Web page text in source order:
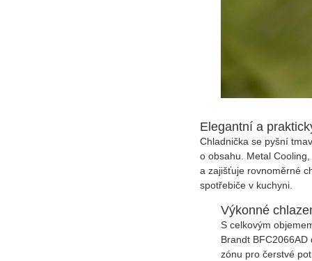
Elegantní a
Chladnička se pyšní
o obsahu. Metal
a zajišťuje rovnoměrné
spotřebiče v kuchyni.
Výkonné
S celkovým
Brandt
zónu pro čerstvé